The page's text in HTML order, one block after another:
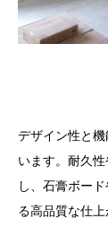
デザイン性と
います。耐久
し、石膏ボー
る高品質な仕上